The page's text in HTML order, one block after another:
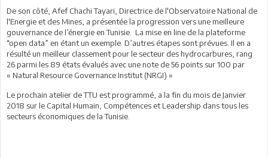
De son côté, Afef Chachi Tayari, Directrice de l'Observatoire National de
l'Energie et des Mines, a présentée la progression vers une meilleure
gouvernance de l’énergie en Tunisie. La mise en line de la plateforme
“open data” en étant un exemple. D’autres étapes sont prévues. Il en a
résulté un meilleur classement pour le secteur des hydrocarbures, rang
26 parmi les 89 états évalués avec une note de 56 points sur 100 par
« Natural Resource Governance Institut (NRGI) »
Le prochain atelier de TTU est programmé, a la fin du mois de Janvier
2018 sur le Capital Humain, Compétences et Leadership dans tous les
secteurs économiques de la Tunisie.